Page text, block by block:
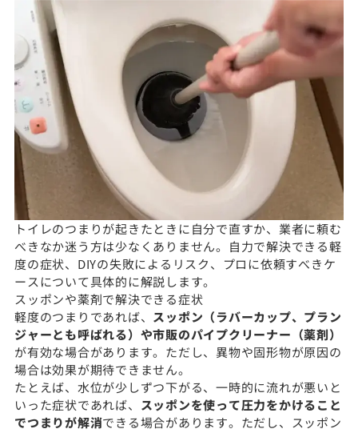
トイレのつまりが起きたときに自分で直すか、業者に頼む
べきなか迷う方は少なくありません。自力で解決できる軽
度の症状、DIYの失敗によるリスク、プロに依頼すべきケ
ースについて具体的に解説します。
スッポンや薬剤で解決できる症状
軽度のつまりであれば、 スッポン（ラバーカップ、プラン
ジャーとも呼ばれる）や市販のパイプクリーナー（薬剤）
が有効な場合があります。ただし、異物や固形物が原因の
場合は効果が期待できません。
たとえば、水位が少しずつ下がる、一時的に流れが悪いと
いった症状であれば、 スッポンを使って圧力をかけること
でつまりが解消できる場合があります。ただし、スッポン